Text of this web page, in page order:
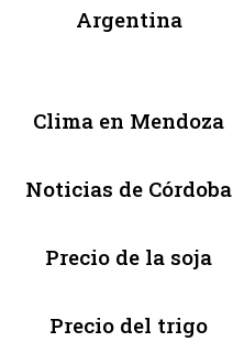
Argentina
Clima en Mendoza
Noticias de Córdoba
Precio de la soja
Precio del trigo